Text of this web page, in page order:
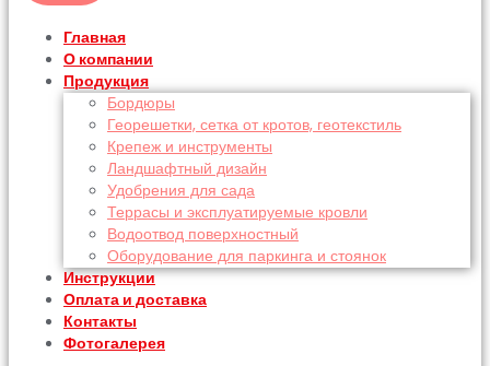
Главная
О компании
Продукция
Бордюры
Георешетки, сетка от кротов, геотекстиль
Крепеж и инструменты
Ландшафтный дизайн
Удобрения для сада
Террасы и эксплуатируемые кровли
Водоотвод поверхностный
Оборудование для паркинга и стоянок
Инструкции
Оплата и доставка
Контакты
Фотогалерея